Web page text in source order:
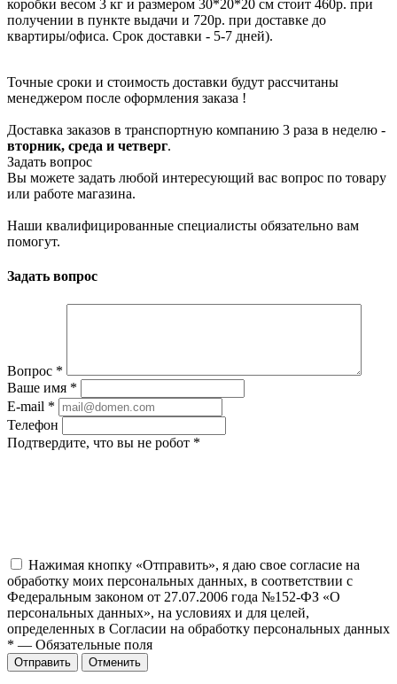
коробки весом 3 кг и размером 30*20*20 см стоит 460р. при
получении в пункте выдачи и 720р. при доставке до
квартиры/офиса. Срок доставки - 5-7 дней).
Точные сроки и стоимость доставки будут рассчитаны
менеджером после оформления заказа !
Доставка заказов в транспортную компанию 3 раза в неделю -
вторник, среда и четверг.
Задать вопрос
Вы можете задать любой интересующий вас вопрос по товару
или работе магазина.
Наши квалифицированные специалисты обязательно вам
помогут.
Задать вопрос
Вопрос *
Ваше имя *
E-mail *
Телефон
Подтвердите, что вы не робот *
Нажимая кнопку «Отправить», я даю свое согласие на
обработку моих персональных данных, в соответствии с
Федеральным законом от 27.07.2006 года №152-ФЗ «О
персональных данных», на условиях и для целей,
определенных в Согласии на обработку персональных данных
* — Обязательные поля
Отправить Отменить